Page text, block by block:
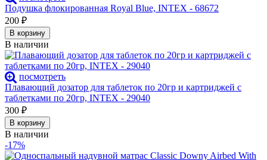
Подушка флокированная Royal Blue, INTEX - 68672
200 ₽
В корзину
В наличии
посмотреть
Плавающий дозатор для таблеток по 20гр и картриджей с
таблетками по 20гр, INTEX - 29040
300 ₽
В корзину
В наличии
-17%